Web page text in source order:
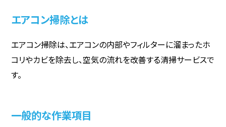
エアコン掃除とは
エアコン掃除は、エアコンの内部やフィルターに溜まったホ
コリやカビを除去し、空気の流れを改善する清掃サービスで
す。
一般的な作業項目